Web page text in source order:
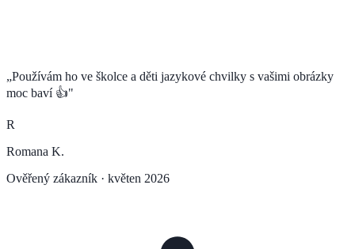
„Používám ho ve školce a děti jazykové chvilky s vašimi obrázky
moc baví 👍"
R
Romana K.
Ověřený zákazník · květen 2026